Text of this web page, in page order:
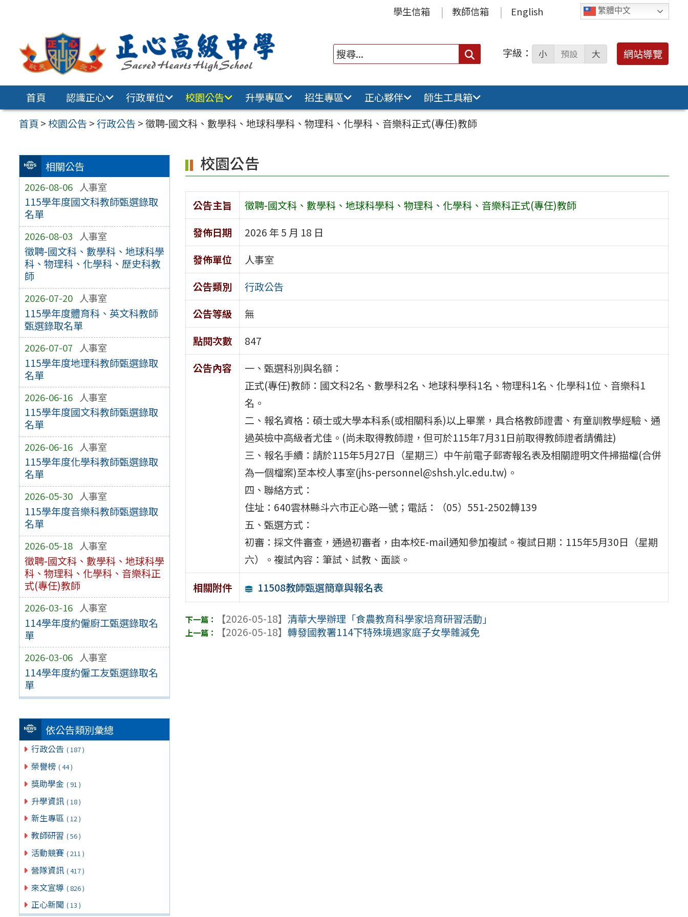
繁體中文
學生信箱 教師信箱 English
搜
字級： 小 預設 大 網站導覽
首頁 認識正心 行政單位 校園公告 升學專區 招生專區 正心夥伴
師生工具箱
首頁 >校園公告 >行政公告 >徵聘-國文科、數學科、地球科學科、物理科、化學科、音樂科正式(專任)教師
相關公告
2026-08-06 人事室
115學年度國文科教師甄選錄取
名單
2026-08-03 人事室
徵聘-國文科、數學科、地球科學
科、物理科、化學科、歷史科教
師
2026-07-20 人事室
115學年度體育科、英文科教師
甄選錄取名單
2026-07-07 人事室
115學年度地理科教師甄選錄取
名單
2026-06-16 人事室
115學年度國文科教師甄選錄取
名單
2026-06-16 人事室
115學年度化學科教師甄選錄取
名單
2026-05-30 人事室
115學年度音樂科教師甄選錄取
名單
2026-05-18 人事室
徵聘-國文科、數學科、地球科學
科、物理科、化學科、音樂科正
式(專任)教師
2026-03-16 人事室
114學年度約僱廚工甄選錄取名
單
2026-03-06 人事室
114學年度約僱工友甄選錄取名
單
依公告類別彙總
行政公告 ( 187 )
榮譽榜 ( 44 )
獎助學金 ( 91 )
升學資訊 ( 18 )
新生專區 ( 12 )
教師研習 ( 56 )
活動競賽 ( 211 )
營隊資訊 ( 417 )
來文宣導 ( 826 )
正心新聞 ( 13 )
校園公告
公告主旨
徵聘-國文科、數學科、地球科學科、物理科、化學科、音樂科正式(專任)教師
發佈日期
2026 年 5 月 18 日
發佈單位
人事室
公告類別
行政公告
公告等級
無
點閱次數
847
公告內容
一、甄選科別與名額：
正式(專任)教師：國文科2名、數學科2名、地球科學科1名、物理科1名、化學科1位、音樂科1
名。
二、報名資格：碩士或大學本科系(或相關科系)以上畢業，具合格教師證書、有童訓教學經驗、通
過英檢中高級者尤佳。(尚未取得教師證，但可於115年7月31日前取得教師證者請備註)
三、報名手續：請於115年5月27日（星期三）中午前電子郵寄報名表及相關證明文件掃描檔(合併
為一個檔案)至本校人事室(jhs-personnel@shsh.ylc.edu.tw)。
四、聯絡方式：
住址：640雲林縣斗六市正心路一號；電話：（05）551-2502轉139
五、甄選方式：
初審：採文件審查，通過初審者，由本校E-mail通知參加複試。複試日期：115年5月30日（星期
六）。複試內容：筆試、試教、面談。
相關附件
11508教師甄選簡章與報名表
【2026-05-18】清華大學辦理「食農教育科學家培育研習活動」
【2026-05-18】轉發國教署114下特殊境遇家庭子女學雜減免